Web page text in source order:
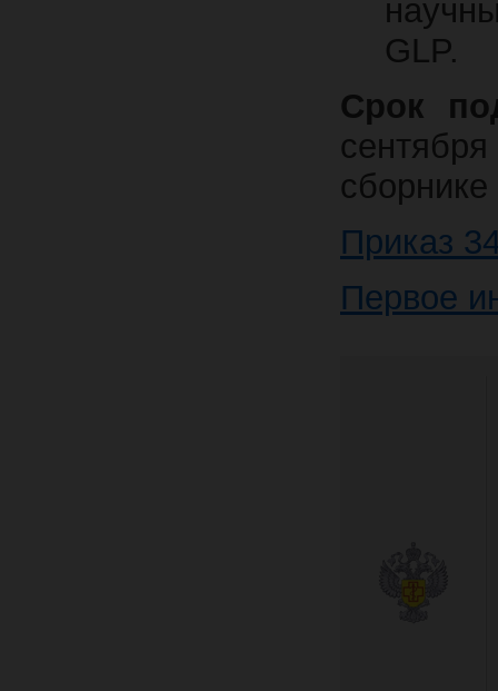
GLP.
Срок
Приказ
Первое